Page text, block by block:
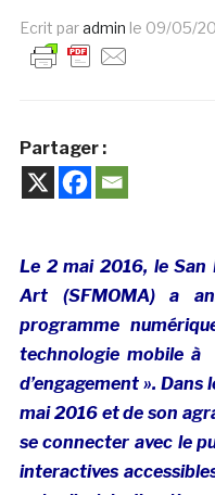
Ecrit paradmin le 09/05/
Partager :
Le 2 mai 2016, le San
Art (SFMOMA) a
programme
technologie mobile à
d’engagement ». Dans
mai 2016 et de son
se connecter avec le
interactives